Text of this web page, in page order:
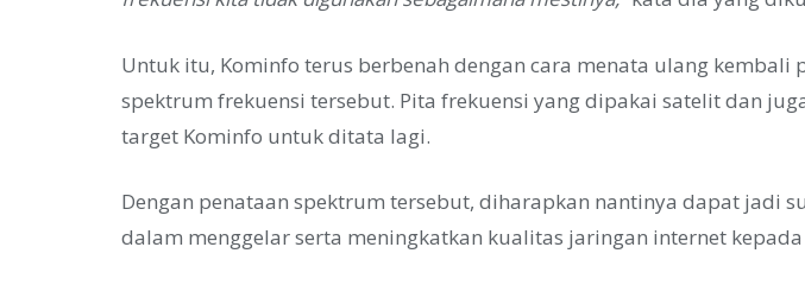
Untuk itu, Kominfo terus berbenah dengan cara menata ulang kembali
spektrum frekuensi tersebut. Pita frekuensi yang dipakai satelit dan
target Kominfo untuk ditata lagi.
Dengan penataan spektrum tersebut, diharapkan nantinya dapat jadi
dalam menggelar serta meningkatkan kualitas jaringan internet